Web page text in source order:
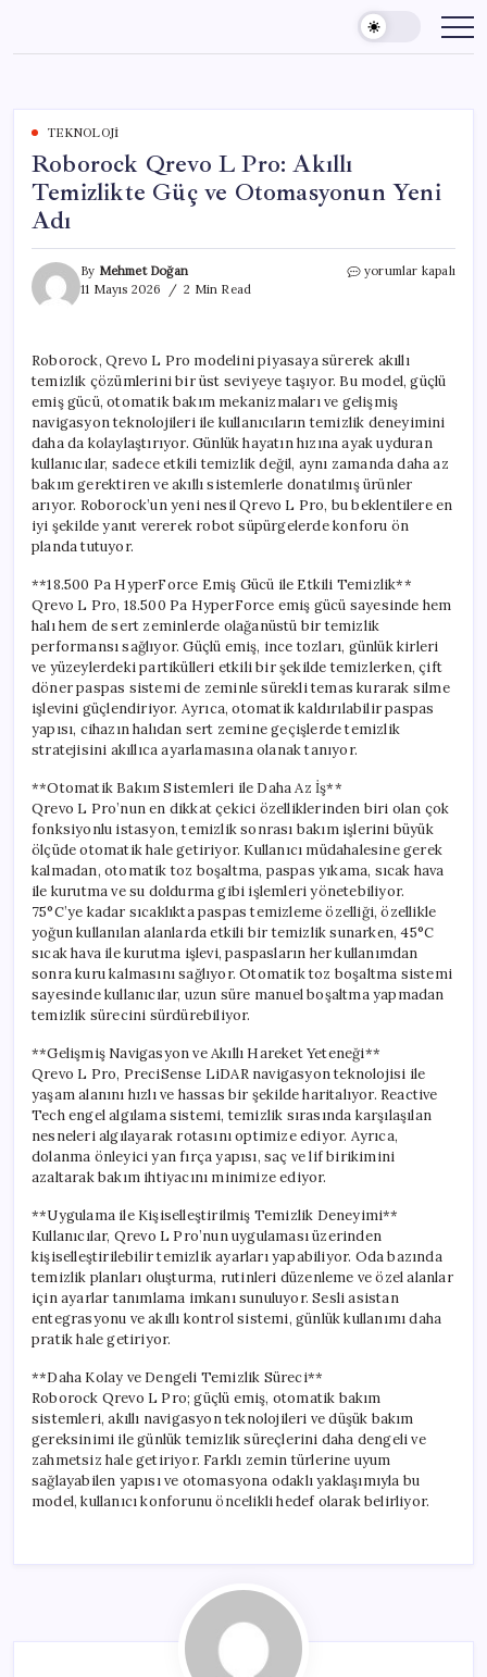
content
TEKNOLOJI
Roborock Qrevo L Pro: Akıllı
Temizlikte Güç ve Otomasyonun Yeni
Adı
By Mehmet Doğan
11 Mayıs 2026
2 Min Read
Roborock
Temizlikte
Güç
ve
Otomasyonun
Yeni
için
yorumlar kapalı
Roborock, Qrevo L Pro modelini piyasaya sürerek akıllı
temizlik çözümlerini bir üst seviyeye taşıyor. Bu model, güçlü
emiş gücü, otomatik bakım mekanizmaları ve gelişmiş
navigasyon teknolojileri ile kullanıcıların temizlik deneyimini
daha da kolaylaştırıyor. Günlük hayatın hızına ayak uyduran
kullanıcılar, sadece etkili temizlik değil, aynı zamanda daha az
bakım gerektiren ve akıllı sistemlerle donatılmış ürünler
arıyor. Roborock’un yeni nesil Qrevo L Pro, bu beklentilere en
iyi şekilde yanıt vererek robot süpürgelerde konforu ön
planda tutuyor.
**18.500 Pa HyperForce Emiş Gücü ile Etkili Temizlik**
Qrevo L Pro, 18.500 Pa HyperForce emiş gücü sayesinde hem
halı hem de sert zeminlerde olağanüstü bir temizlik
performansı sağlıyor. Güçlü emiş, ince tozları, günlük kirleri
ve yüzeylerdeki partikülleri etkili bir şekilde temizlerken, çift
döner paspas sistemi de zeminle sürekli temas kurarak silme
işlevini güçlendiriyor. Ayrıca, otomatik kaldırılabilir paspas
yapısı, cihazın halıdan sert zemine geçişlerde temizlik
stratejisini akıllıca ayarlamasına olanak tanıyor.
**Otomatik Bakım Sistemleri ile Daha Az İş**
Qrevo L Pro’nun en dikkat çekici özelliklerinden biri olan çok
fonksiyonlu istasyon, temizlik sonrası bakım işlerini büyük
ölçüde otomatik hale getiriyor. Kullanıcı müdahalesine gerek
kalmadan, otomatik toz boşaltma, paspas yıkama, sıcak hava
ile kurutma ve su doldurma gibi işlemleri yönetebiliyor.
75°C’ye kadar sıcaklıkta paspas temizleme özelliği, özellikle
yoğun kullanılan alanlarda etkili bir temizlik sunarken, 45°C
sıcak hava ile kurutma işlevi, paspasların her kullanımdan
sonra kuru kalmasını sağlıyor. Otomatik toz boşaltma sistemi
sayesinde kullanıcılar, uzun süre manuel boşaltma yapmadan
temizlik sürecini sürdürebiliyor.
**Gelişmiş Navigasyon ve Akıllı Hareket Yeteneği**
Qrevo L Pro, PreciSense LiDAR navigasyon teknolojisi ile
yaşam alanını hızlı ve hassas bir şekilde haritalıyor. Reactive
Tech engel algılama sistemi, temizlik sırasında karşılaşılan
nesneleri algılayarak rotasını optimize ediyor. Ayrıca,
dolanma önleyici yan fırça yapısı, saç ve lif birikimini
azaltarak bakım ihtiyacını minimize ediyor.
**Uygulama ile Kişiselleştirilmiş Temizlik Deneyimi**
Kullanıcılar, Qrevo L Pro’nun uygulaması üzerinden
kişiselleştirilebilir temizlik ayarları yapabiliyor. Oda bazında
temizlik planları oluşturma, rutinleri düzenleme ve özel alanlar
için ayarlar tanımlama imkanı sunuluyor. Sesli asistan
entegrasyonu ve akıllı kontrol sistemi, günlük kullanımı daha
pratik hale getiriyor.
**Daha Kolay ve Dengeli Temizlik Süreci**
Roborock Qrevo L Pro; güçlü emiş, otomatik bakım
sistemleri, akıllı navigasyon teknolojileri ve düşük bakım
gereksinimi ile günlük temizlik süreçlerini daha dengeli ve
zahmetsiz hale getiriyor. Farklı zemin türlerine uyum
sağlayabilen yapısı ve otomasyona odaklı yaklaşımıyla bu
model, kullanıcı konforunu öncelikli hedef olarak belirliyor.